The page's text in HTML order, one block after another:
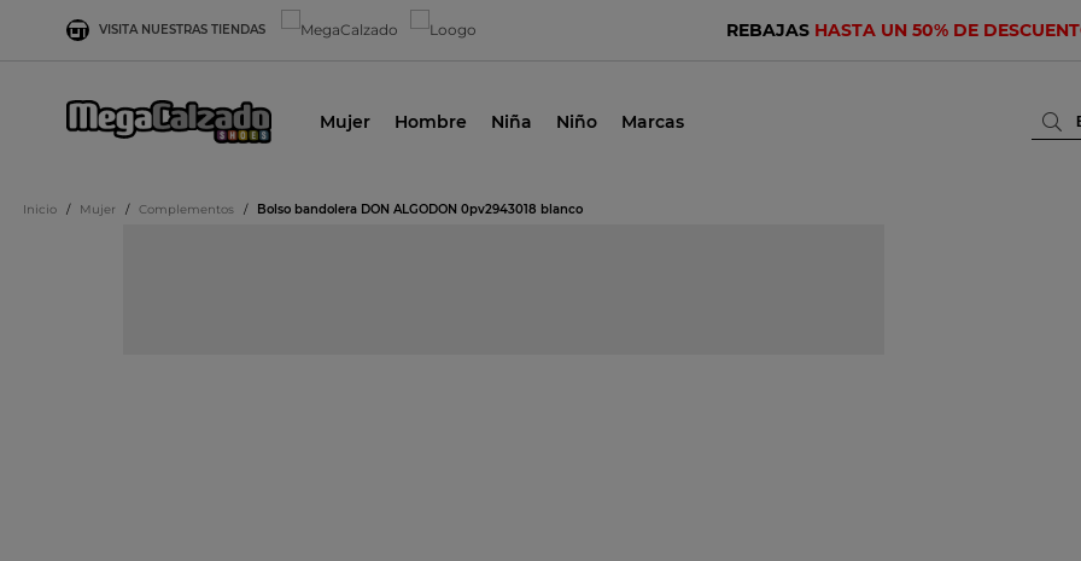
VISITA NUESTRAS TIENDAS REBAJAS HASTA UN 50% DE
Mujer Hombre Niña Niño Marcas
Inicio / Mujer / Complementos / Bolso bandolera DON ALGODON 0pv2943018 blanco